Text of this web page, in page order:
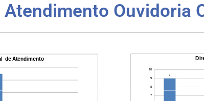
Atendimento Ouvidoria